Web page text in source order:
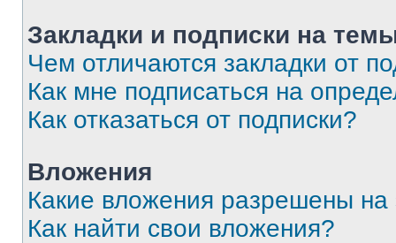
Закладки и подписки на
Чем отличаются закладки от
Как мне подписаться на
Как отказаться от подписки?
Вложения
Какие вложения разрешены
Как найти свои вложения?